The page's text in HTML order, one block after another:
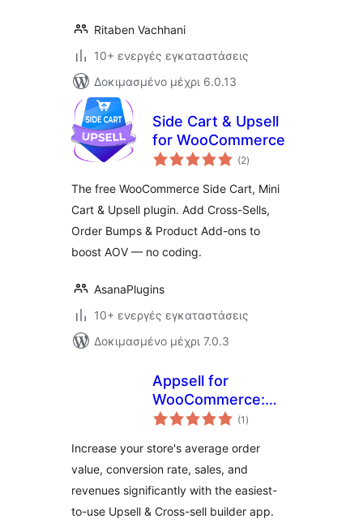
Ritaben Vachhani
10+ ενεργές εγκαταστάσεις
Δοκιμασμένο μέχρι 6.0.13
Side Cart & Upsell
for WooCommerce
(2αξιολογήσεις
σύνολο
)
The free WooCommerce Side Cart, Mini
Cart & Upsell plugin. Add Cross-Sells,
Order Bumps & Product Add-ons to
boost AOV — no coding.
AsanaPlugins
10+ ενεργές εγκαταστάσεις
Δοκιμασμένο μέχρι 7.0.3
Appsell for
WooCommerce:
Upsell, Cross Sell,
Together,
Discounts,
Coupons & Bundles
(1 αξιολογήσεις
σύνολο
)
Increase your store's average order
value, conversion rate, sales, and
revenues significantly with the easiest-
to-use Upsell & Cross-sell builder app.